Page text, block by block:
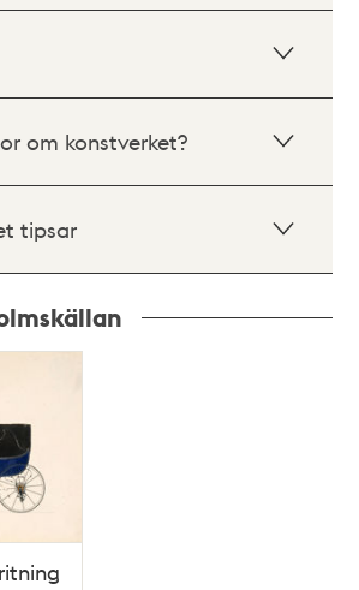
om konstverket?
tipsar